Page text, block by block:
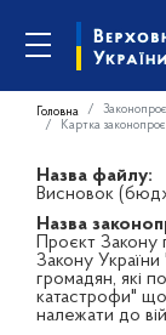
Головна
Картка
Назва файлу:
Висновок
Назва
Проєкт
Закону України
громадян, які
катастрофи"
належати до